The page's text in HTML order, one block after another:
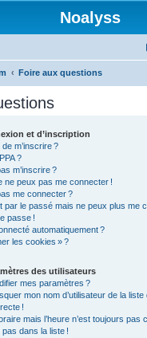
Noalyss
Foire aux questions
et d’inscription
m’inscrire ?
?
m’inscrire ?
ne peux pas me connecter !
me connecter ?
par le passé mais ne peux plus me
passe !
automatiquement ?
les cookies » ?
des utilisateurs
mes paramètres ?
mon nom d’utilisateur de la
!
mais l’heure n’est toujours pas
pas dans la liste !